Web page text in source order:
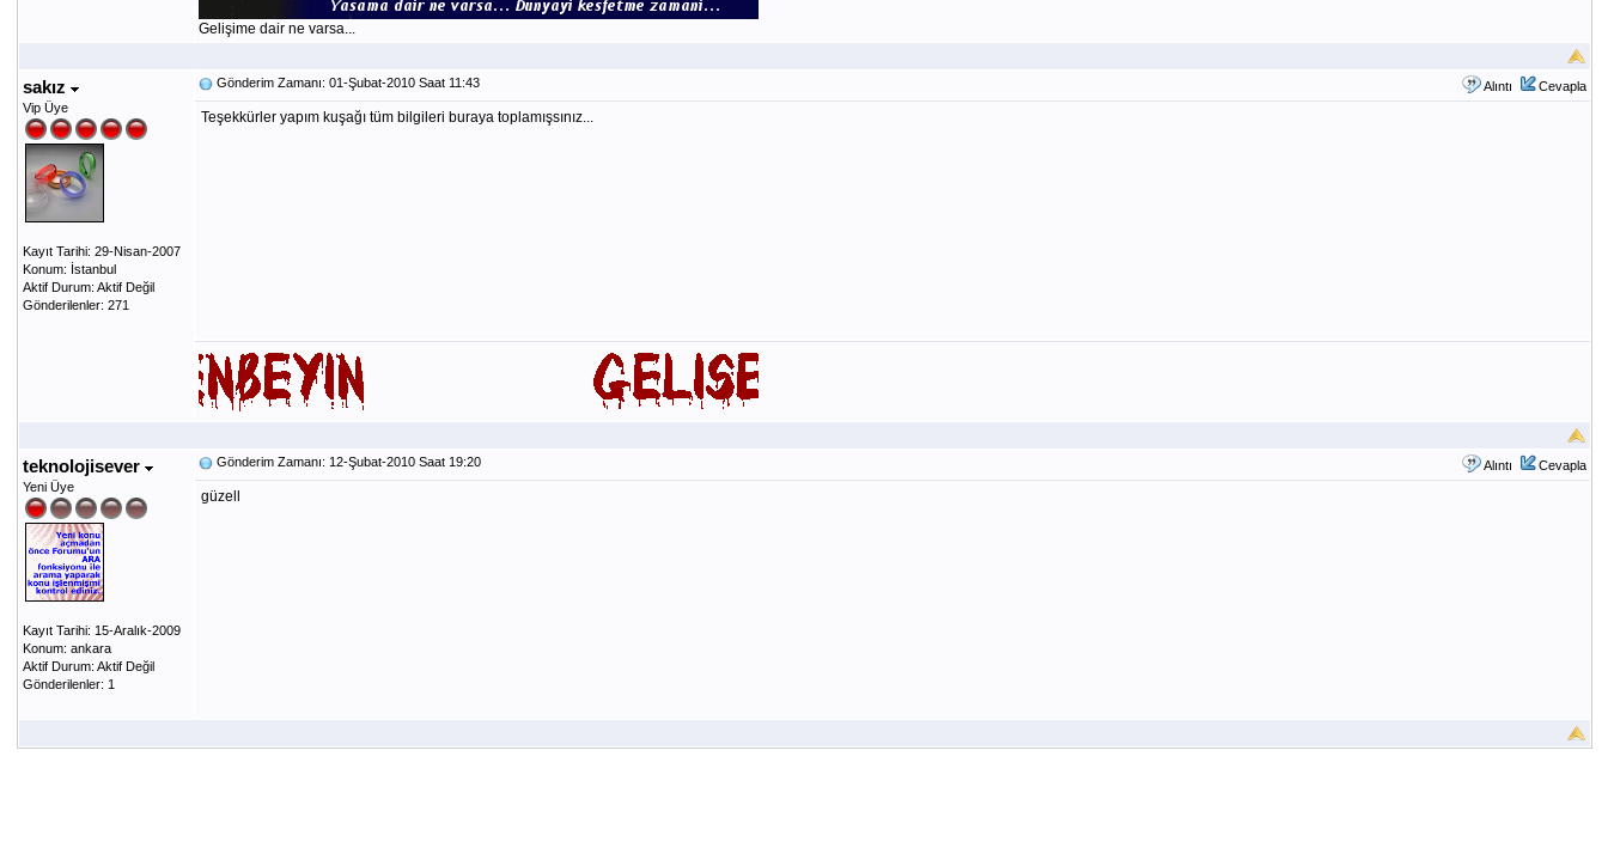
Gelişime dair ne varsa...
sakız
Vip Üye
Kayıt Tarihi: 29-Nisan-2007
Konum: İstanbul
Aktif Durum: Aktif Değil
Gönderilenler: 271
Alıntı Cevapla
Gönderim Zamanı: 01-Şubat-2010 Saat 11:43
Teşekkürler yapım kuşağı tüm bilgileri buraya toplamışsınız...
teknolojisever
Yeni Üye
Kayıt Tarihi: 15-Aralık-2009
Konum: ankara
Aktif Durum: Aktif Değil
Gönderilenler: 1
Alıntı Cevapla
Gönderim Zamanı: 12-Şubat-2010 Saat 19:20
güzell